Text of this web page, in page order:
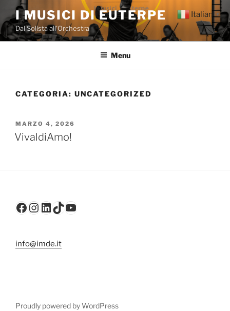
Salta
contenuto
I MUSICI DI EUTERPE
Dal Solista all'Orchestra
Menu
CATEGORIA: UNCATEGORIZED
PUBBLICATO
IL
MARZO 4, 2026
VivaldiAmo!
Facebook
Instagram
LinkedIn
TikTok
YouTube
info@imde.it
Proudly powered by WordPress
Italian ▼